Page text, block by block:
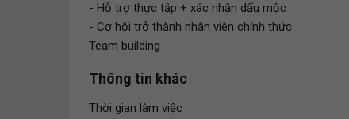
- Hỗ trợ thực tập + xác nhận dấu mộc
- Cơ hội trở thành nhân viên chính thức
Team building
Thông tin khác
Thời gian làm việc